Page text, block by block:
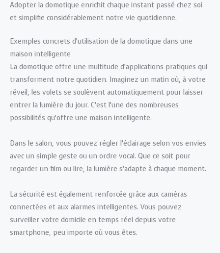
Adopter la domotique enrichit chaque instant passé chez soi
et simplifie considérablement notre vie quotidienne.
Exemples concrets d’utilisation de la domotique dans une
maison intelligente
La domotique offre une multitude d’applications pratiques qui
transforment notre quotidien. Imaginez un matin où, à votre
réveil, les volets se soulèvent automatiquement pour laisser
entrer la lumière du jour. C’est l’une des nombreuses
possibilités qu’offre une maison intelligente.
Dans le salon, vous pouvez régler l’éclairage selon vos envies
avec un simple geste ou un ordre vocal. Que ce soit pour
regarder un film ou lire, la lumière s’adapte à chaque moment.
La sécurité est également renforcée grâce aux caméras
connectées et aux alarmes intelligentes. Vous pouvez
surveiller votre domicile en temps réel depuis votre
smartphone, peu importe où vous êtes.